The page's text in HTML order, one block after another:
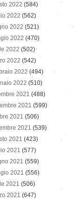
2022 (584)
2022 (562)
2022 (521)
2022 (470)
2022 (502)
2022 (542)
2022 (494)
2022 (510)
2021 (488)
2021 (599)
2021 (506)
2021 (539)
2021 (423)
2021 (577)
2021(559)
2021 (556)
2021 (506)
2021 (647)